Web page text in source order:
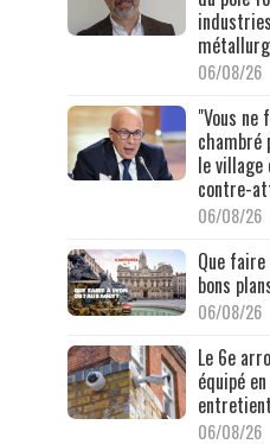
06/08/26
"Vous ne
chambré
le village
contre-
06/08/26
Que faire
bons
06/08/26
Le 6e
équipé
06/08/26